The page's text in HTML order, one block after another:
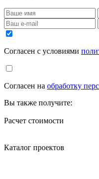
Cогласен с условиями
Cогласен на обработку
Вы также получите:
Расчет стоимости
Каталог проектов